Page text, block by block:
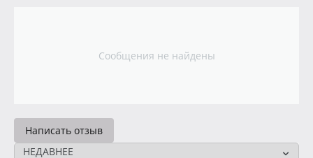
Сообщения не найдены
Написать отзыв
НЕДАВНЕЕ